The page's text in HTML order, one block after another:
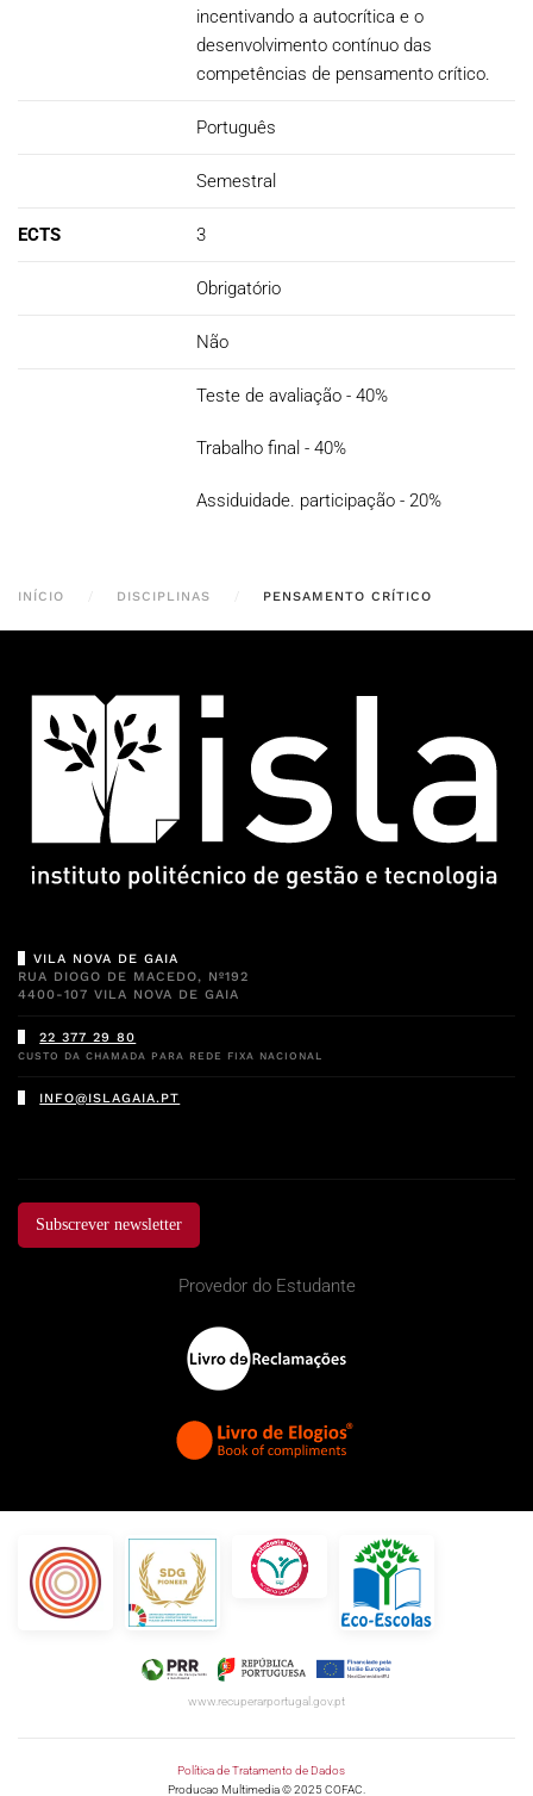
incentivando a autocrítica e o
desenvolvimento contínuo das
competências de pensamento crítico.
Português
Semestral
ECTS 3
Obrigatório
Não
Teste de avaliação - 40%
Trabalho final - 40%
Assiduidade. participação - 20%
INÍCIO DISCIPLINAS PENSAMENTO CRÍTICO
VILA NOVA DE GAIA
RUA DIOGO DE MACEDO, Nº192
4400-107 VILA NOVA DE GAIA
22 377 29 80
CUSTO DA CHAMADA PARA REDE FIXA NACIONAL
INFO@ISLAGAIA.PT
Subscrever newsletter
Provedor do Estudante
www.recuperarportugal.gov.pt
Política de Tratamento de Dados
Producao Multimedia © 2025 COFAC.